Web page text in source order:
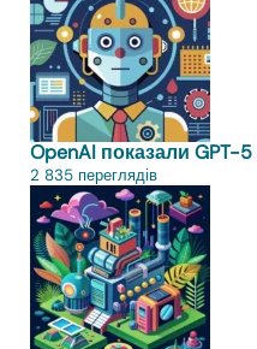
OpenAI показали GPT-
2 835 переглядів